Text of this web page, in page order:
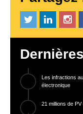
Les infractions
électronique
21 millions de